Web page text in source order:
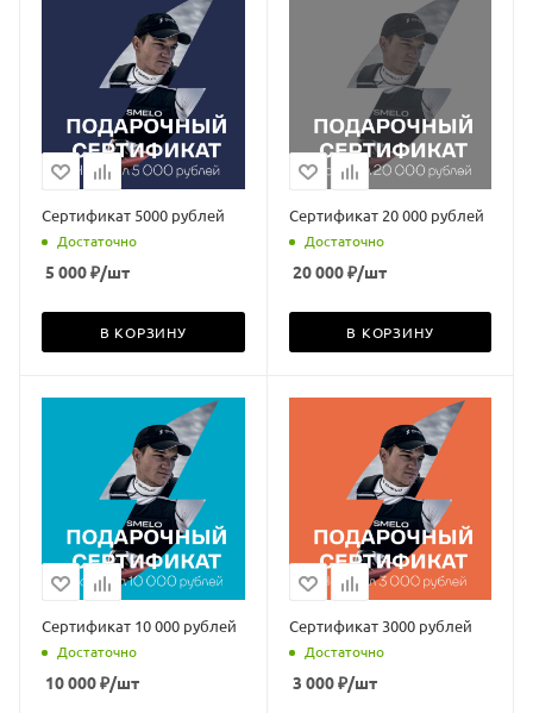
Сертификат 5000 рублей
Достаточно
5 000₽/шт
В КОРЗИНУ
Сертификат 20 000 рублей
Достаточно
20 000₽/шт
В КОРЗИНУ
Сертификат 10 000 рублей
Достаточно
10 000₽/шт
Сертификат 3000 рублей
Достаточно
3 000₽/шт